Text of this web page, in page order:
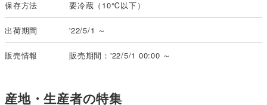
保存方法 要冷蔵（10℃以下）
出荷期間 '22/5/1 ～
販売情報 販売期間：'22/5/1 00:00 ～
産地・生産者の特集